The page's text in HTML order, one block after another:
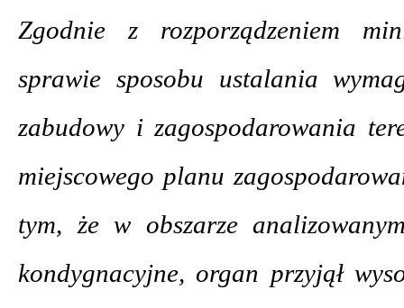
Zgodnie z rozporządzeniem
sprawie sposobu ustalania
zabudowy i zagospodarowania
miejscowego planu
tym, że w obszarze
kondygnacyjne, organ przyjął